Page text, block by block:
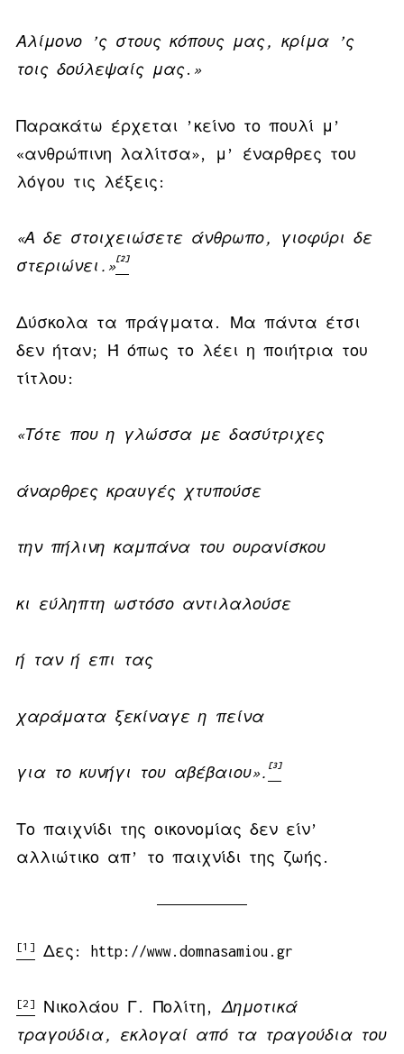
Αλίμονο ’ς στους κόπους μας, κρίμα ’ς
τοις δούλεψαίς μας. »
Παρακάτω έρχεται ’κείνο το πουλί μ’
«ανθρώπινη λαλίτσα», μ’ έναρθρες του
λόγου τις λέξεις:
«Α δε στοιχειώσετε άνθρωπο,
γιοφύρι δε
στεριώνει . »
[2]
Δύσκολα τα πράγματα. Μα πάντα έτσι
δεν ήταν; Ή όπως το λέει η ποιήτρια του
τίτλου:
«Τότε που η γλώσσα με δασύτριχες
άναρθρες κραυγές χτυπούσε
την πήλινη καμπάνα του ουρανίσκου
κι εύληπτη ωστόσο αντιλαλούσε
ή ταν ή επι τας
χαράματα ξεκίναγε η πείνα
για το κυνήγι του αβέβαιου».
[3]
Το παιχνίδι της οικονομίας δεν είν’
αλλιώτικο απ’ το παιχνίδι της ζωής.
[1] Δες: http://www.domnasamiou.gr
[2] Νικολάου Γ. Πολίτη, Δημοτικά
τραγούδια, εκλογαί από τα τραγούδια
του